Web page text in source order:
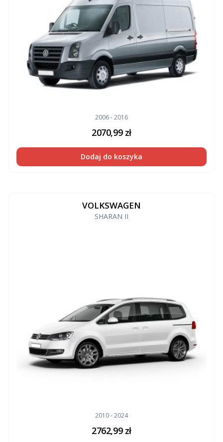
2006 - 2016
2070,99 zł
Dodaj do koszyka
VOLKSWAGEN
SHARAN II
2010 - 2024
2762,99 zł